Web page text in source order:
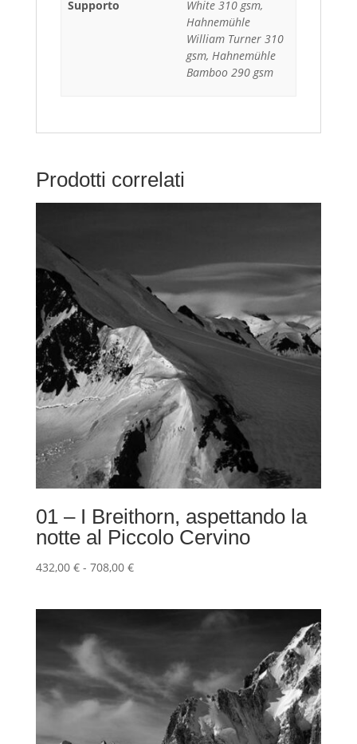
Supporto
White 310 gsm,
Hahnemühle
William Turner 310
gsm, Hahnemühle
Bamboo 290 gsm
Prodotti correlati
01 – I Breithorn, aspettando la
notte al Piccolo Cervino
432,00 € - 708,00 €Fascia
708,00 €